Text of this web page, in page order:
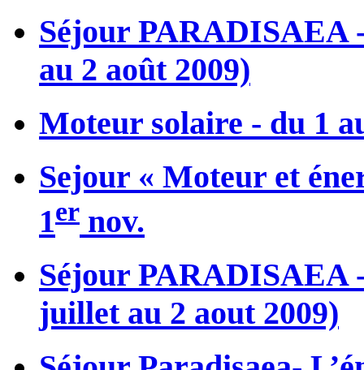
Séjour PARADISAEA
au 2 août 2009)
Moteur solaire - du 1
Sejour « Moteur et
1er nov.
Séjour PARADISAEA
juillet au 2 aout 2009)